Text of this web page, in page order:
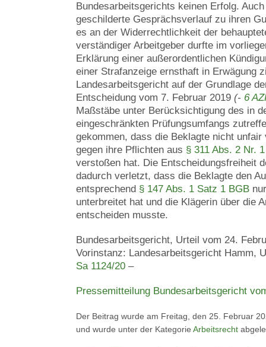
Bundesarbeitsgerichts keinen Erfolg.
geschilderte Gesprächsverlauf zu ihren
es an der Widerrechtlichkeit der
verständiger Arbeitgeber durfte im
Erklärung einer außerordentlichen
einer Strafanzeige ernsthaft in Erwägung
Landesarbeitsgericht auf der Grundlage
Entscheidung vom 7. Februar 2019 (- 6
Maßstäbe unter Berücksichtigung des in
eingeschränkten Prüfungsumfangs
gekommen, dass die Beklagte nicht unfair
gegen ihre Pflichten aus § 311 Abs. 2 Nr. 1
verstoßen hat. Die Entscheidungsfreiheit
dadurch verletzt, dass die Beklagte den
entsprechend § 147 Abs. 1 Satz 1 BGB
unterbreitet hat und die Klägerin über die
entscheiden musste.
Bundesarbeitsgericht, Urteil vom 24.
Vorinstanz: Landesarbeitsgericht Hamm,
Sa 1124/20 –
Pressemitteilung Bundesarbeitsgericht
Der Beitrag wurde am Freitag, den 25. Februar
und wurde unter der Kategorie Arbeitsrecht